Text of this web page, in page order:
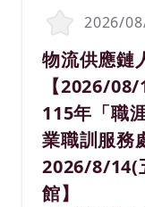
2026/
職務名稱(職業
物流供應鏈
【2026/
115年「職
業職訓服務
2026/8/14(
館】